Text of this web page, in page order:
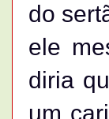
do
ele
diria
um